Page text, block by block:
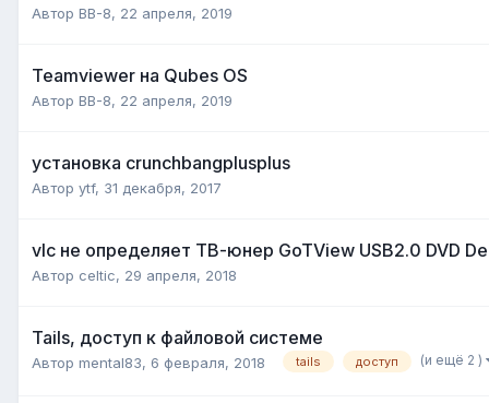
Автор BB-8, 22 апреля, 2019
Teamviewer на Qubes OS
Автор BB-8, 22 апреля, 2019
установка crunchbangplusplus
Автор ytf, 31 декабря, 2017
vlc не определяет ТВ-юнер GoTView USB2.0 DVD
Автор celtic, 29 апреля, 2018
Tails, доступ к файловой системе
Автор mental83, 6 февраля, 2018 tails доступ (и ещё 2 )